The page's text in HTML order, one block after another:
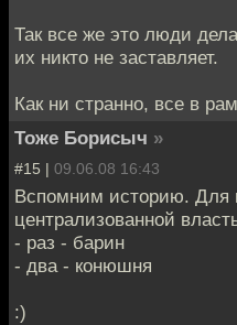
Так все же это люди
их никто не заставляет.
Как ни странно, все в
Тоже Борисыч »
#15 | 09.06.08 16:43
Вспомним историю. Для
централизованной
- раз - барин
- два - конюшня
:)